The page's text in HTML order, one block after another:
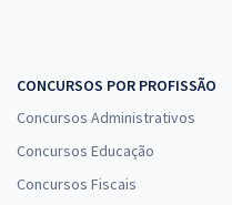
CONCURSOS POR PROFISSÃO
Concursos Administrativos
Concursos Educação
Concursos Fiscais